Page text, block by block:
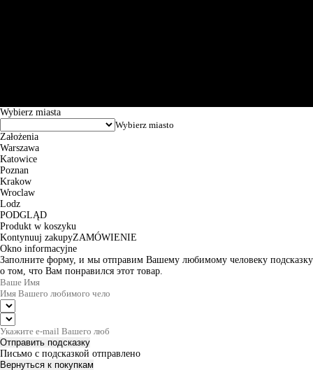
Wybierz miasta
Założenia
Warszawa
Katowice
Poznan
Krakow
Wroclaw
Lodz
PODGLĄD
Produkt w koszyku
Kontynuuj zakupyZAMÓWIENIE
Okno informacyjne
Заполните форму, и мы отправим Вашему любимому человеку подсказку
о том, что Вам понравился этот товар.
Отправить подсказку
Письмо с подсказкой отправлено
Вернуться к покупкам